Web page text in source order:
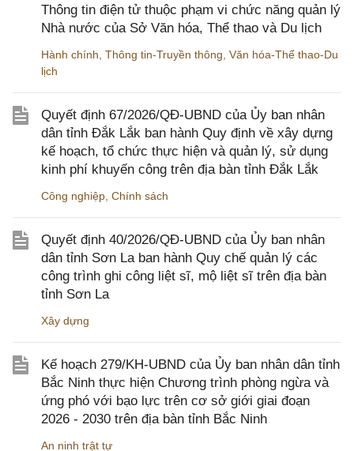
Thông tin điện tử thuộc phạm vi chức năng quản lý
Nhà nước của Sở Văn hóa, Thể thao và Du lịch
Hành chính Thông tin-Truyền thông Văn hóa-Thể thao-Du
lịch
Quyết định 67/2026/QĐ-UBND của Ủy ban nhân
dân tỉnh Đắk Lắk ban hành Quy định về xây dựng
kế hoạch, tổ chức thực hiện và quản lý, sử dụng
kinh phí khuyến công trên địa bàn tỉnh Đắk Lắk
Công nghiệp Chính sách
Quyết định 40/2026/QĐ-UBND của Ủy ban nhân
dân tỉnh Sơn La ban hành Quy chế quản lý các
công trình ghi công liệt sĩ, mộ liệt sĩ trên địa bàn
tỉnh Sơn La
Xây dựng
Kế hoạch 279/KH-UBND của Ủy ban nhân dân tỉnh
Bắc Ninh thực hiện Chương trình phòng ngừa và
ứng phó với bạo lực trên cơ sở giới giai đoạn
2026 - 2030 trên địa bàn tỉnh Bắc Ninh
An ninh trật tự